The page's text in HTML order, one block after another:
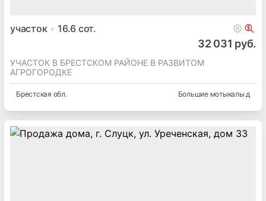
участок 16.6 сот.
32 031 руб.
УЧАСТОК В БРЕСТСКОМ РАЙОНЕ В РАЗВИТОМ
АГРОГОРОДКЕ
Брестская обл. Большие мотыкалы д